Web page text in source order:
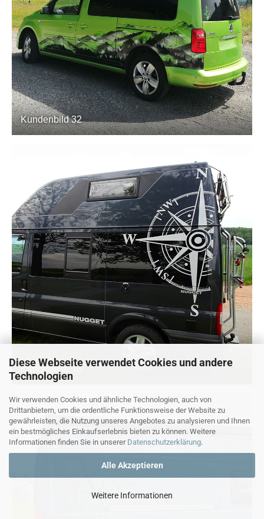
Diese Webseite verwendet Cookies und andere
Technologien
Wir verwenden Cookies und ähnliche Technologien, auch von
Drittanbietern, um die ordentliche Funktionsweise der Website zu
gewährleisten, die Nutzung unseres Angebotes zu analysieren und Ihnen
ein bestmögliches Einkaufserlebnis bieten zu können. Weitere
Informationen finden Sie in unserer Datenschutzerklärung.
Alle Akzeptieren
Weitere Informationen
Kundenbild 32
Kundenbild 33